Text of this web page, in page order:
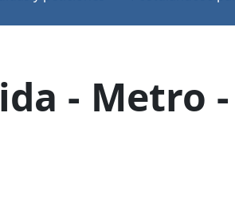
- Metro